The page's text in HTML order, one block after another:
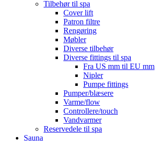
Tilbehør til spa
Cover lift
Patron filtre
Rengøring
Møbler
Diverse tilbehør
Diverse fittings til spa
Fra US mm til EU mm
Nipler
Pumpe fittings
Pumper/blæsere
Varme/flow
Controllere/touch
Vandvarmer
Reservedele til spa
Sauna